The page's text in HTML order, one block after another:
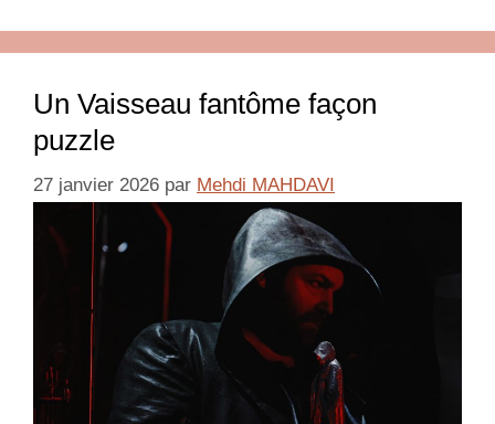
Un Vaisseau fantôme façon
puzzle
27 janvier 2026 par Mehdi MAHDAVI